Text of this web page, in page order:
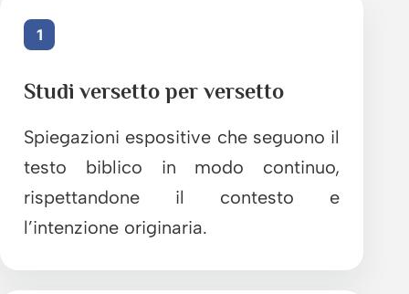
1
Studi versetto per versetto
Spiegazioni espositive che seguono il
testo biblico in modo continuo,
rispettandone il contesto e
l’intenzione originaria.